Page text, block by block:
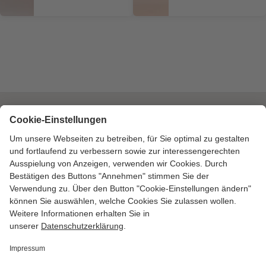
Unsere Versandpartner
Qualität & Sicherheit
Zertifizierungen & Initiativen